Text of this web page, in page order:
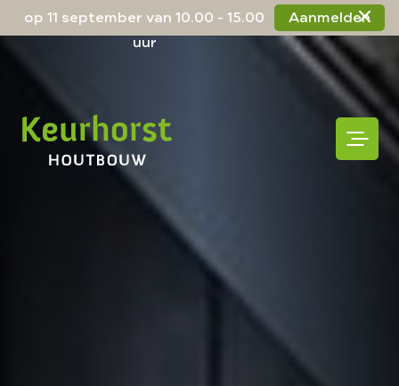
op 11 september van 10.00 - 15.00
uur
Aanmelden